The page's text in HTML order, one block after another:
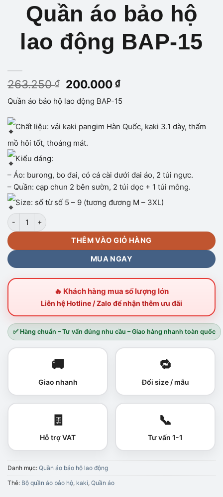
Quần áo bảo hộ
lao động BAP-15
263.250₫
Giá
gốc
là:
200.000 ₫Giá
tại
200.000 ₫.
Quần áo bảo hộ lao động BAP-15
Chất liệu: vải kaki pangim Hàn Quốc, kaki 3.1 dày, thấm
mồ hôi tốt, thoáng mát.
Kiểu dáng:
– Áo: burong, bo đai, có cá cài dưới đai áo, 2 túi ngực.
– Quần: cạp chun 2 bên sườn, 2 túi dọc + 1 túi mông.
Size: số từ số 5 – 9 (tương đương M – 3XL)
Quần áo bảo hộ lao động BAP-15 số lượng
THÊM VÀO GIỎ HÀNG
MUA NGAY
🔥 Khách hàng mua số lượng lớn
Liên hệ Hotline / Zalo để nhận thêm ưu đãi
✅ Hàng chuẩn – Tư vấn đúng nhu cầu – Giao hàng nhanh toàn quốc
🚚
Giao nhanh
🔁
Đổi size / mẫu
🧾
Hỗ trợ VAT
📞
Tư vấn 1-1
Danh mục: Quần áo bảo hộ lao động
Thẻ: Bộ quần áo bảo hộ, kaki, Quần áo